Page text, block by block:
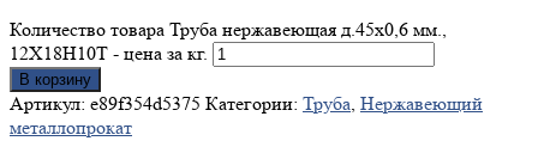
Количество товара Труба нержавеющая д.45x0,6 мм.,
12Х18Н10Т - цена за кг.
В корзину
Артикул: e89f354d5375 Категории: Труба, Нержавеющий
металлопрокат